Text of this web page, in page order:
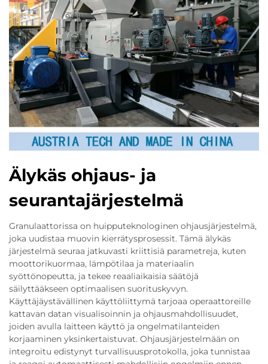
Älykäs ohjaus- ja
seurantajärjestelmä
Granulaattorissa on huipputeknologinen ohjausjärjestelmä,
joka uudistaa muovin kierrätysprosessit. Tämä älykäs
järjestelmä seuraa jatkuvasti kriittisiä parametreja, kuten
moottorikuormaa, lämpötilaa ja materiaalin
syöttönopeutta, ja tekee reaaliaikaisia säätöjä
säilyttääkseen optimaalisen suorituskyvyn.
Käyttäjäystävällinen käyttöliittymä tarjoaa operaattoreille
kattavan datan visualisoinnin ja ohjausmahdollisuudet,
joiden avulla laitteen käyttö ja ongelmatilanteiden
korjaaminen yksinkertaistuvat. Ohjausjärjestelmään on
integroitu edistynyt turvallisuusprotokolla, joka tunnistaa